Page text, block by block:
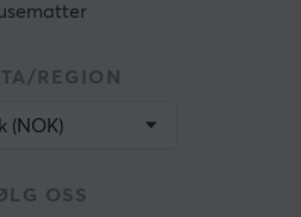
REGION
(NOK)
OSS